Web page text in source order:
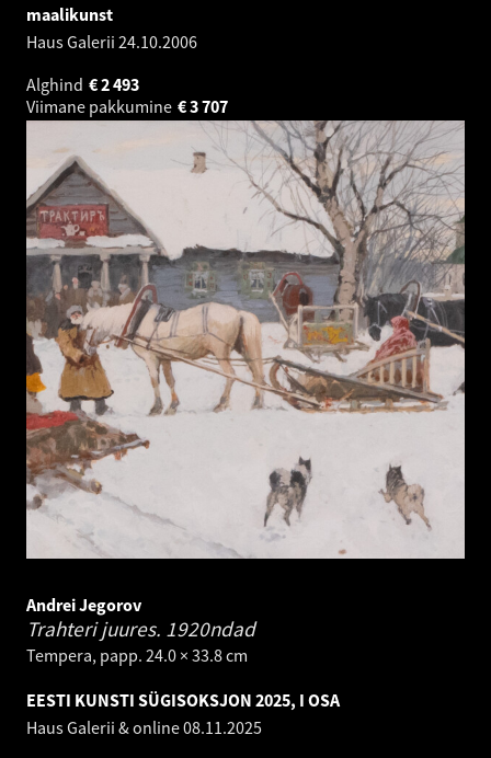
maalikunst
Haus Galerii 24.10.2006
Alghind
2 493
€
Viimane pakkumine
3 707
€
Andrei Jegorov
Trahteri juures. 1920ndad
Tempera, papp. 24.0 × 33.8 cm
EESTI KUNSTI SÜGISOKSJON 2025, I OSA
Haus Galerii & online08.11.2025